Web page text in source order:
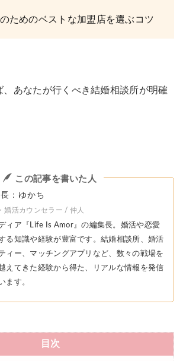
ためのベストな加盟店を選ぶコツ
、あなたが行くべき結婚相談所が明確
この記事を書いた人
：ゆかち
婚活カウンセラー / 仲人
ィア『Life Is Amor』の編集長。婚活や恋愛
る知識や経験が豊富です。結婚相談所、婚活
ィー、マッチングアプリなど、数々の戦場を
えてきた経験から得た、リアルな情報を発信
ます。
目次